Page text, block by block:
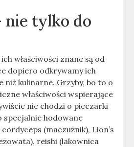
nie tylko do
właściwości znane są od
dopiero odkrywamy ich
niż kulinarne. Grzyby, bo to o
właściwości wspierające
nie chodzi o pieczarki
specjalnie hodowane
(maczużnik), Lion’s
reishi (lakownica